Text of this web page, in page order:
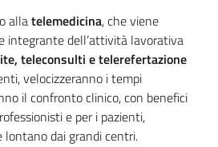
allatelemedicina, che viene
integrante dell’attività lavorativa
teleconsulti e telerefertazione
velocizzeranno i tempi
il confronto clinico, con benefici
e per i pazienti,
dai grandi centri.